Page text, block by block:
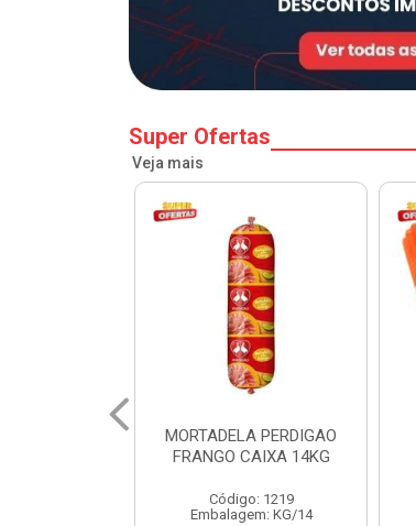
Super Ofertas
Veja mais
SALSICHA HOT DOG
PERDIGAO CX 20KG
Código: 1225
Embalagem: KG/5